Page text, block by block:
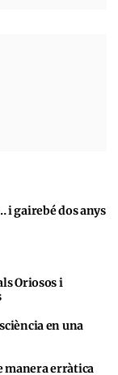
i gairebé dos anys
Oriosos i
en una
manera erràtica